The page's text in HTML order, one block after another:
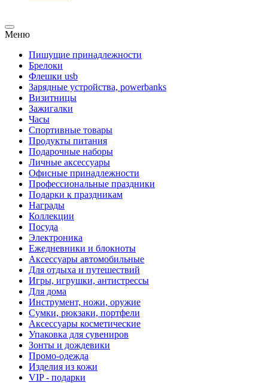
Меню
Пишущие принадлежности
Брелоки
Флешки usb
Зарядные устройства, powerbanks
Визитницы
Зажигалки
Часы
Спортивные товары
Продукты питания
Подарочные наборы
Личные аксессуары
Офисные принадлежности
Профессиональные праздники
Подарки к праздникам
Награды
Коллекции
Посуда
Электроника
Ежедневники и блокноты
Аксессуары автомобильные
Для отдыха и путешествий
Игры, игрушки, антистрессы
Для дома
Инструмент, ножи, оружие
Сумки, рюкзаки, портфели
Аксессуары косметические
Упаковка для сувениров
Зонты и дождевики
Промо-одежда
Изделия из кожи
VIP - подарки